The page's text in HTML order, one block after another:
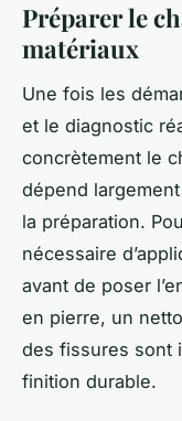
Préparer le
matériaux
Une fois les
et le diagnostic
concrètement le
dépend
la préparation.
nécessaire
avant de poser
en pierre, un
des fissures sont
finition durable.